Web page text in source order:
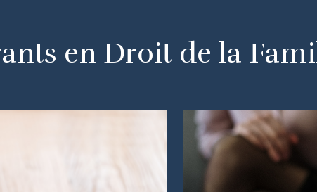
en Droit de la